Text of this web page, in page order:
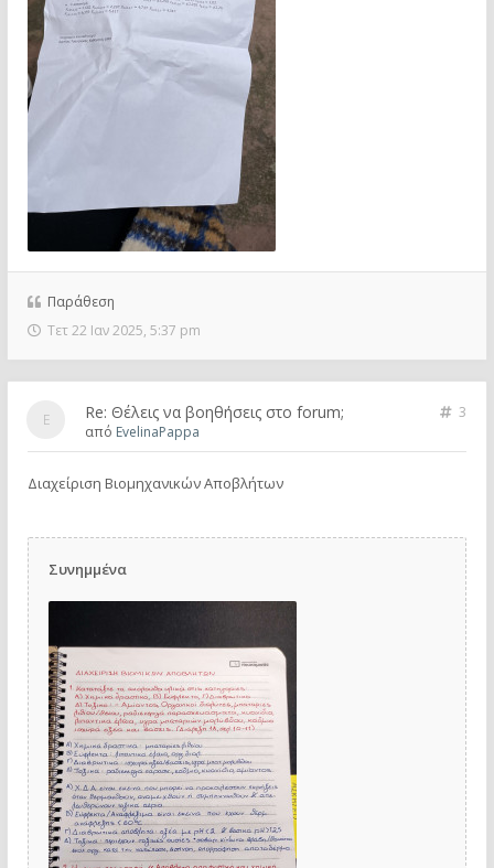
Παράθεση
Τετ 22 Ιαν 2025, 5:37 pm
Re: Θέλεις να βοηθήσεις στο forum;
3
από EvelinaPappa
Διαχείριση Βιομηχανικών Αποβλήτων
Συνημμένα